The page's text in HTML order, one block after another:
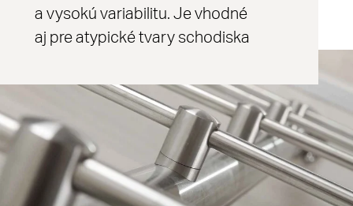
a vysokú variabilitu. Je vhodné
aj pre atypické tvary schodiska